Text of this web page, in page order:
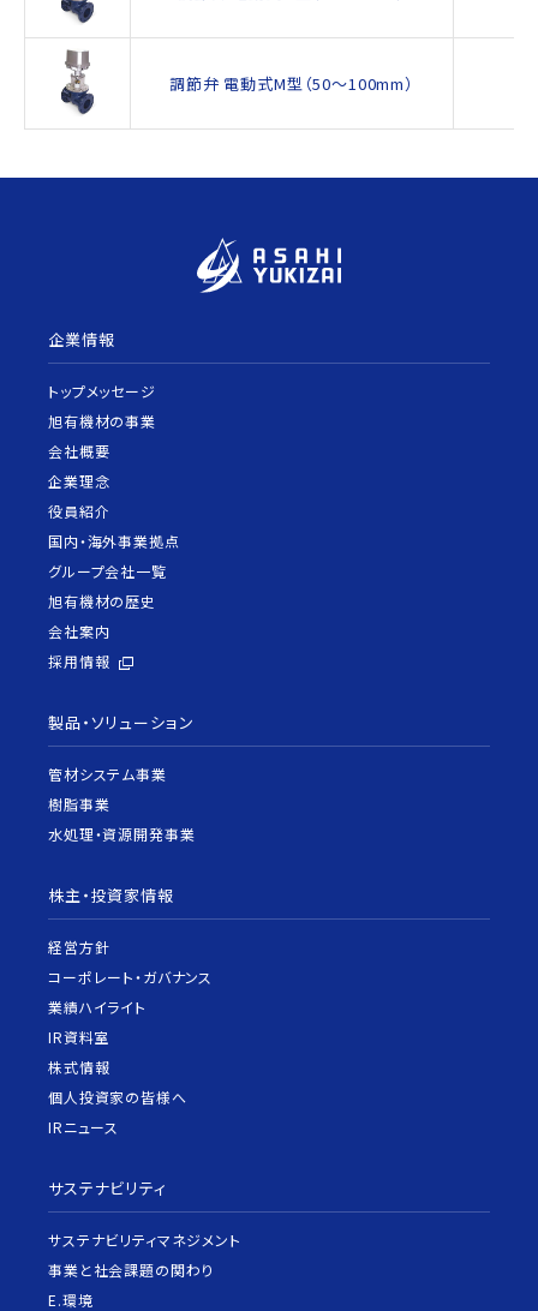
調節弁 電動式M型（50～100mm）
企業情報
トップメッセージ
旭有機材の事業
会社概要
企業理念
役員紹介
国内・海外事業拠点
グループ会社一覧
旭有機材の歴史
会社案内
採用情報
製品・ソリューション
管材システム事業
樹脂事業
水処理・資源開発事業
株主・投資家情報
経営方針
コーポレート・ガバナンス
業績ハイライト
IR資料室
株式情報
個人投資家の皆様へ
IRニュース
サステナビリティ
サステナビリティマネジメント
事業と社会課題の関わり
E.環境